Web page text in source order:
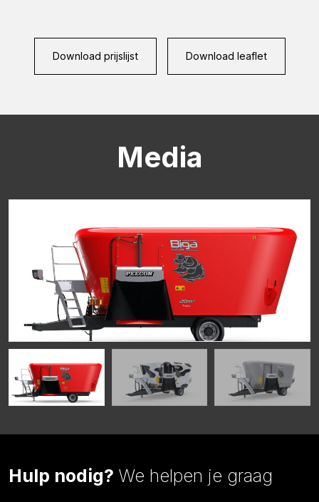
Download prijslijst Download leaflet
Media
Hulp nodig? We helpen je graag